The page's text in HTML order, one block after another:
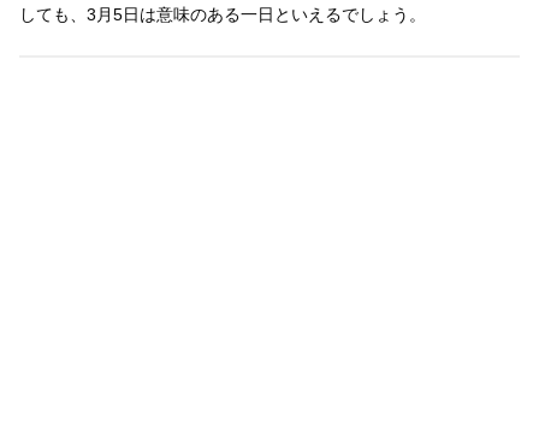
しても、3月5日は意味のある一日といえるでしょう。